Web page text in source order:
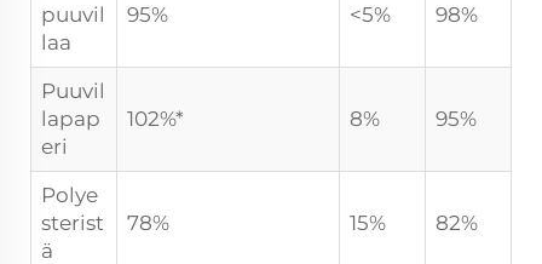
puuvil
laa
95% <5% 98%
Puuvil
lapap
eri
102%* 8% 95%
Polye
sterist
ä
78% 15% 82%